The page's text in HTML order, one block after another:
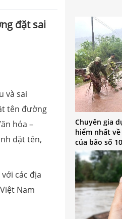
đặt sai
và sai
tên đường
hóa –
đặt tên,
các địa
Nam
Chuyên gia
hiểm nhất
của bão số 10